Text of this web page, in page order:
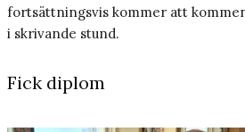
fortsättningsvis kommer att
i skrivande stund.
Fick diplom